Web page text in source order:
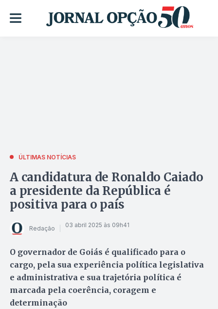
ÚLTIMAS NOTÍCIAS
A candidatura de Ronaldo Caiado
a presidente da República é
positiva para o país
Redação 03 abril 2025 às 09h41
O governador de Goiás é qualificado para o
cargo, pela sua experiência política legislativa
e administrativa e sua trajetória política é
marcada pela coerência, coragem e
determinação